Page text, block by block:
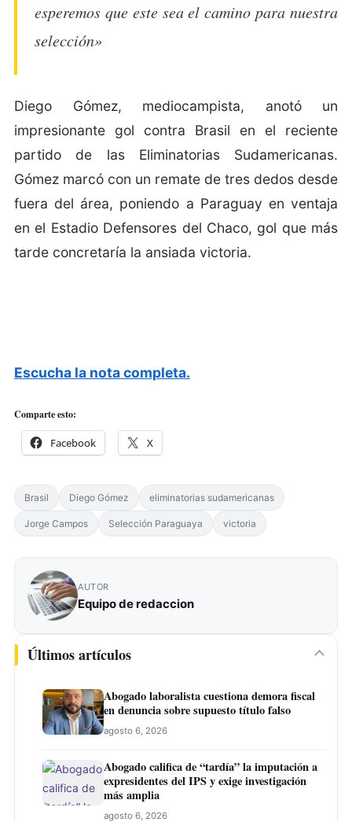
esperemos que este sea el camino para nuestra
selección»
Diego Gómez, mediocampista, anotó un
impresionante gol contra Brasil en el reciente
partido de las Eliminatorias Sudamericanas.
Gómez marcó con un remate de tres dedos desde
fuera del área, poniendo a Paraguay en ventaja
en el Estadio Defensores del Chaco, gol que más
tarde concretaría la ansiada victoria.
Escucha la nota completa.
Comparte esto:
Facebook X
Brasil Diego Gómez eliminatorias sudamericanas
Jorge Campos Selección Paraguaya victoria
AUTOR
Equipo de redaccion
Últimos artículos
Abogado laboralista cuestiona demora fiscal
en denuncia sobre supuesto título falso
agosto 6, 2026
Abogado califica de “tardía” la imputación a
expresidentes del IPS y exige investigación
más amplia
agosto 6, 2026